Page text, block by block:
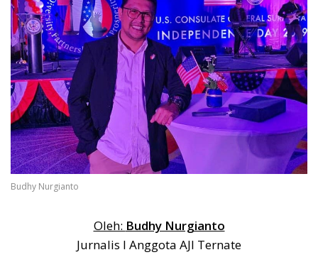
Budhy Nurgianto
Oleh: Budhy Nurgianto
Jurnalis I Anggota AJI Ternate